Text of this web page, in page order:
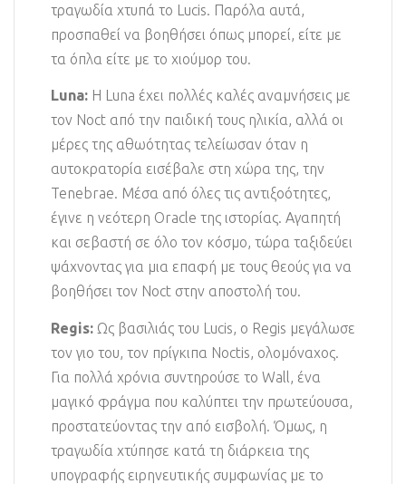
τραγωδία χτυπά το Lucis. Παρόλα αυτά,
προσπαθεί να βοηθήσει όπως μπορεί, είτε με
τα όπλα είτε με το χιούμορ του.
Luna: Η Luna έχει πολλές καλές αναμνήσεις με
τον Noct από την παιδική τους ηλικία, αλλά οι
μέρες της αθωότητας τελείωσαν όταν η
αυτοκρατορία εισέβαλε στη χώρα της, την
Tenebrae. Μέσα από όλες τις αντιξοότητες,
έγινε η νεότερη Oracle της ιστορίας. Αγαπητή
και σεβαστή σε όλο τον κόσμο, τώρα ταξιδεύει
ψάχνοντας για μια επαφή με τους θεούς για να
βοηθήσει τον Noct στην αποστολή του.
Regis: Ως βασιλιάς του Lucis, ο Regis μεγάλωσε
τον γιο του, τον πρίγκιπα Noctis, ολομόναχος.
Για πολλά χρόνια συντηρούσε το Wall, ένα
μαγικό φράγμα που καλύπτει την πρωτεύουσα,
προστατεύοντας την από εισβολή. Όμως, η
τραγωδία χτύπησε κατά τη διάρκεια της
υπογραφής ειρηνευτικής συμφωνίας με το